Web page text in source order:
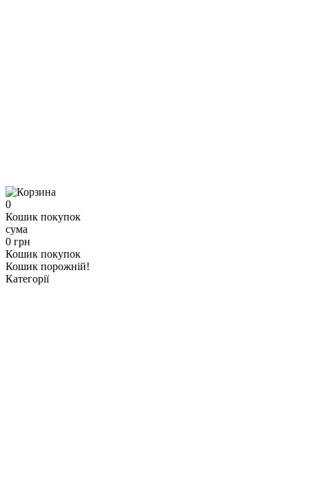
0
Кошик покупок
сума
0 грн
Кошик покупок
Кошик порожній!
Категорії